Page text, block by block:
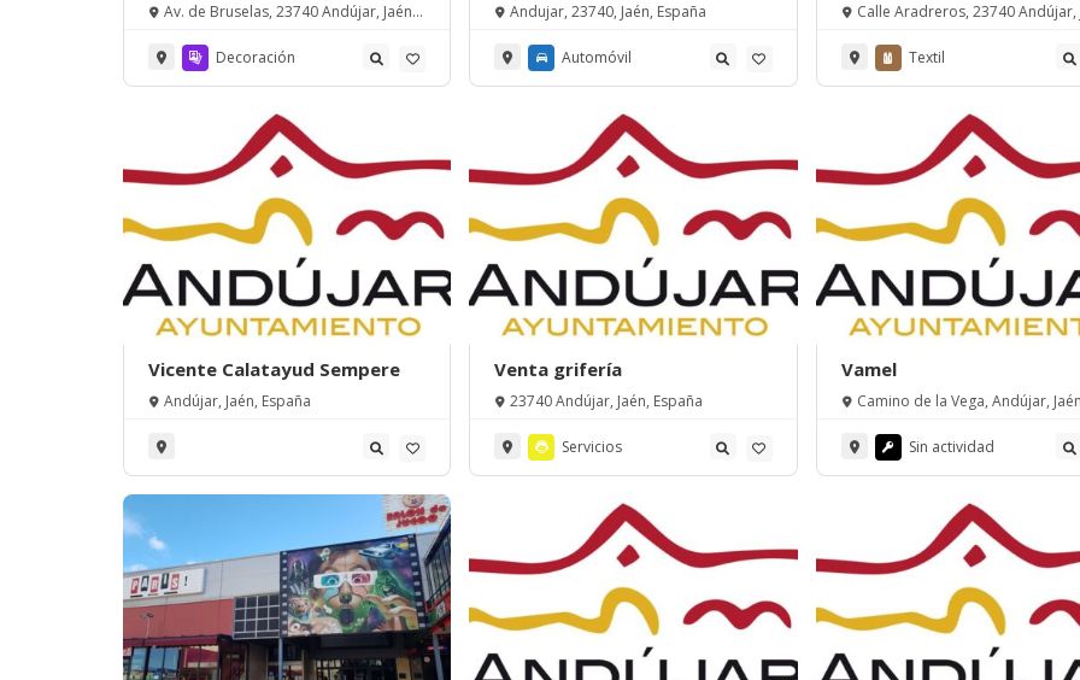
Av. de Bruselas, 23740 Andújar, Jaén,
Decoración
Andujar, 23740, Jaén, España
Automóvil
Calle Aradreros, 23740 Andújar,
Textil
Vicente Calatayud Sempere
Andújar, Jaén, España
Venta grifería
23740 Andújar, Jaén, España
Servicios
Vamel
Camino de la Vega, Andújar,
Sin actividad